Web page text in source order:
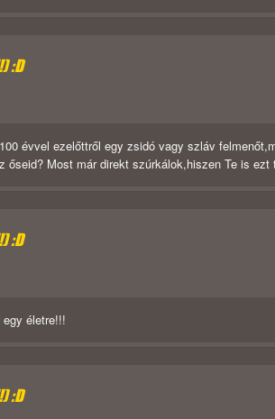
:D
évvel ezelőttről egy zsidó vagy szláv
őseid? Most már direkt szúrkálok,hiszen Te is ezt
:D
életre!!!
:D